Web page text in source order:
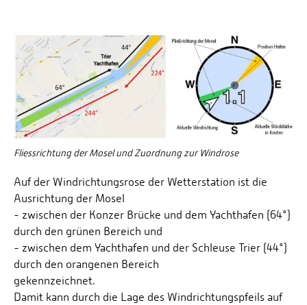
Fliessrichtung der Mosel und Zuordnung zur Windrose
Auf der Windrichtungsrose der Wetterstation ist die
Ausrichtung der Mosel
- zwischen der Konzer Brücke und dem Yachthafen (64°)
durch den grünen Bereich und
- zwischen dem Yachthafen und der Schleuse Trier (44°)
durch den orangenen Bereich
gekennzeichnet.
Damit kann durch die Lage des Windrichtungspfeils auf